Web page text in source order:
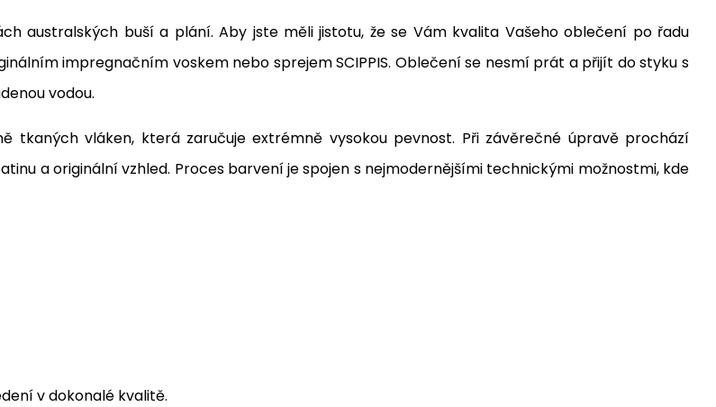
australských buší a plání. Aby jste měli jistotu, že se Vám kvalita Vašeho oblečení po řadu
impregnačním voskem nebo sprejem SCIPPIS. Oblečení se nesmí prát a přijít do styku s
vodou.
tkaných vláken, která zaručuje extrémně vysokou pevnost. Při závěrečné úpravě prochází
a originální vzhled. Proces barvení je spojen s nejmodernějšími technickými možnostmi, kde
v dokonalé kvalitě.